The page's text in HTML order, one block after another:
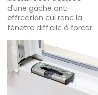
d'une gâche anti-
effraction qui rend la
fênetre difficile à forcer.